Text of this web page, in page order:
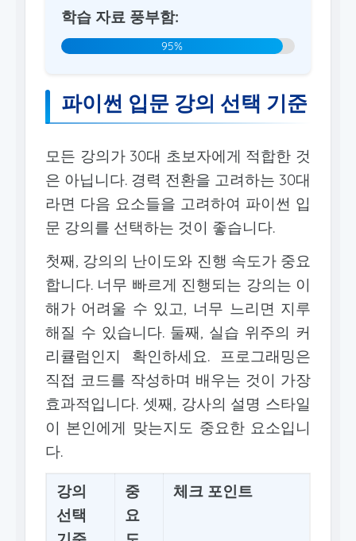
학습 자료 풍부함:
95%
파이썬 입문 강의 선택 기준
모든 강의가 30대 초보자에게 적합한 것
은 아닙니다. 경력 전환을 고려하는 30대
라면 다음 요소들을 고려하여 파이썬 입
문 강의를 선택하는 것이 좋습니다.
첫째, 강의의 난이도와 진행 속도가 중요
합니다. 너무 빠르게 진행되는 강의는 이
해가 어려울 수 있고, 너무 느리면 지루
해질 수 있습니다. 둘째, 실습 위주의 커
리큘럼인지 확인하세요. 프로그래밍은
직접 코드를 작성하며 배우는 것이 가장
효과적입니다. 셋째, 강사의 설명 스타일
이 본인에게 맞는지도 중요한 요소입니
다.
강의
선택
중
요
체크 포인트